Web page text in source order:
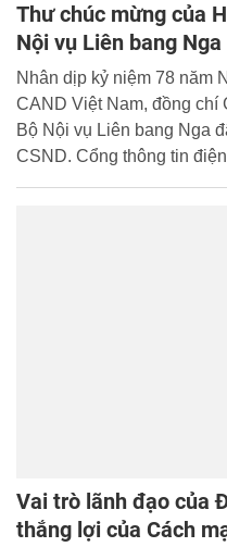
Thư chúc mừng của
Nội vụ Liên bang Nga
Nhân dịp kỷ niệm 78 năm
CAND Việt Nam, đồng chí
Bộ Nội vụ Liên bang Nga
CSND. Cổng thông tin
toàn văn Thư chúc mừng.
Vai trò lãnh đạo của
thắng lợi của Cách